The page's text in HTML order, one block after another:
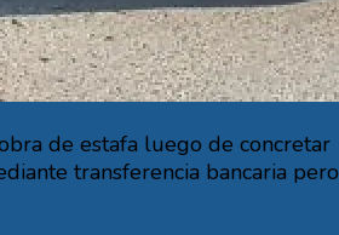
de estafa luego de concretar
transferencia bancaria pero